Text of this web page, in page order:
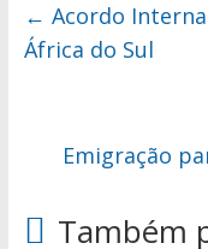
← Acordo
África do Sul
Emigração
Também